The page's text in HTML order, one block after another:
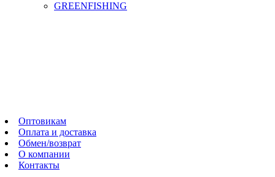
GREENFISHING
Оптовикам
Оплата и доставка
Обмен/возврат
О компании
Контакты